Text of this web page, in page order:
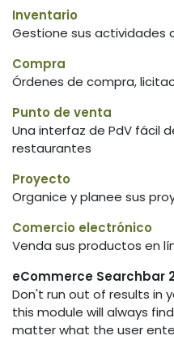
Inventario
Gestione sus actividades
Compra
Órdenes de compra,
Punto de venta
Una interfaz de PdV fácil
restaurantes
Proyecto
Organice y planee sus
Comercio electrónico
Venda sus productos en
eCommerce Searchbar
Don't run out of results in
this module will always
matter what the user